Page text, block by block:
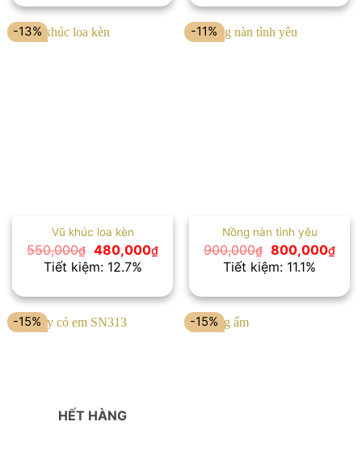
550,000₫.
-13%
Vũ khúc loa kèn
550,000₫ Giá
gốc
là:
480,000₫Giá
hiện
480,000₫.
Tiết kiệm: 12.7%
-11%
Nồng nàn tình yêu
900,000₫ Giá
gốc
là:
800,000₫Giá
hiện
Tiết kiệm: 11.1%
-15%
HẾT HÀNG
-15%